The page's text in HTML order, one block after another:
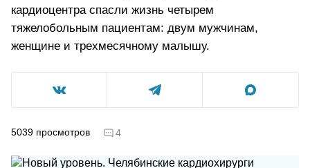
кардиоцентра спасли жизнь четырем
тяжелобольным пациентам: двум мужчинам,
женщине и трехмесячному малышу.
5039 просмотров 4